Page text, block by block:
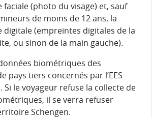
faciale (photo du visage) et, sauf
de moins de 12 ans, la
digitale (empreintes digitales de la
ou sinon de la main gauche).
biométriques des
pays tiers concernés par l’EES
. Si le voyageur refuse la collecte de
il se verra refuser
Schengen.